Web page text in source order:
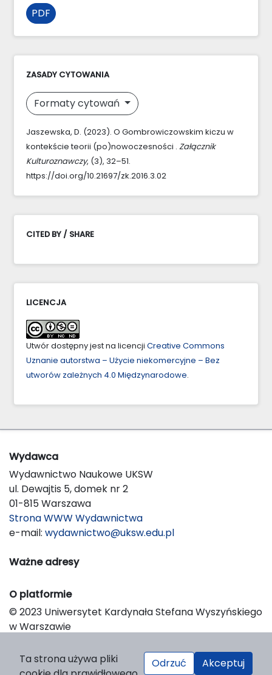
PDF
ZASADY CYTOWANIA
Formaty cytowań
Jaszewska, D. (2023). O Gombrowiczowskim kiczu w
kontekście teorii (po)nowoczesności . Załącznik
Kulturoznawczy, (3), 32–51.
https://doi.org/10.21697/zk.2016.3.02
CITED BY / SHARE
LICENCJA
Utwór dostępny jest na licencji Creative Commons
Uznanie autorstwa – Użycie niekomercyjne – Bez
utworów zależnych 4.0 Międzynarodowe.
Wydawca
Wydawnictwo Naukowe UKSW
ul. Dewajtis 5, domek nr 2
01-815 Warszawa
Strona WWW Wydawnictwa
e-mail: wydawnictwo@uksw.edu.pl
Ważne adresy
O platformie
© 2023 Uniwersytet Kardynała Stefana Wyszyńskiego
w Warszawie
Platform & Workflow by OJS/PKP
Ta strona używa pliki
Odrzuć Akceptuj